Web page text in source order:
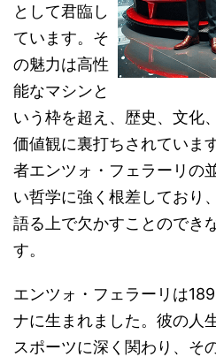
として君臨し
ています。そ
の魅力は高性
能なマシンと
いう枠を超え、歴史、文化
価値観に裏打ちされていま
者エンツォ・フェラーリの
い哲学に強く根差しており
語る上で欠かすことのでき
す。
エンツォ・フェラーリは
ナに生まれました。彼の人
スポーツに深く関わり、そ